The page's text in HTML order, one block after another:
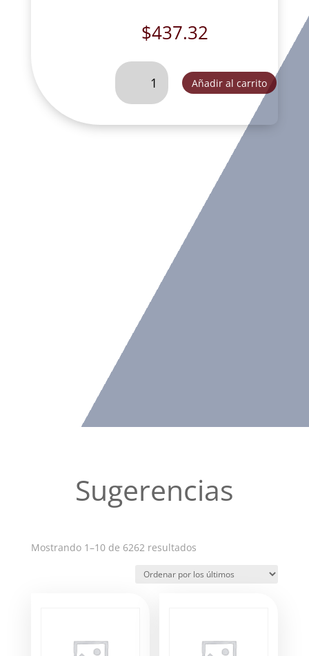
$437.32
PLATO
LA
FAMILIA
Añadir al carrito
Sugerencias
Mostrando 1–10 de 6262 resultadosOrdenado
los